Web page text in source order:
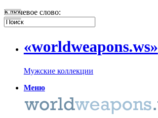
Ключевое слово:
«worldweapons.ws»
Мужские коллекции
Меню